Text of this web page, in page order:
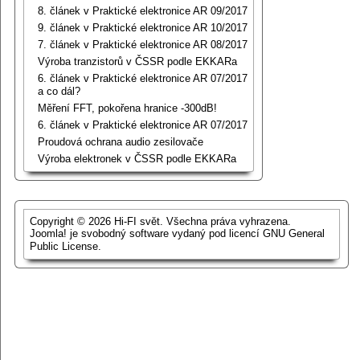
8. článek v Praktické elektronice AR 09/2017
9. článek v Praktické elektronice AR 10/2017
7. článek v Praktické elektronice AR 08/2017
Výroba tranzistorů v ČSSR podle EKKARa
6. článek v Praktické elektronice AR 07/2017
a co dál?
Měření FFT, pokořena hranice -300dB!
6. článek v Praktické elektronice AR 07/2017
Proudová ochrana audio zesilovače
Výroba elektronek v ČSSR podle EKKARa
Copyright © 2026 Hi-FI svět. Všechna práva vyhrazena.
Joomla! je svobodný software vydaný pod licencí GNU General
Public License.